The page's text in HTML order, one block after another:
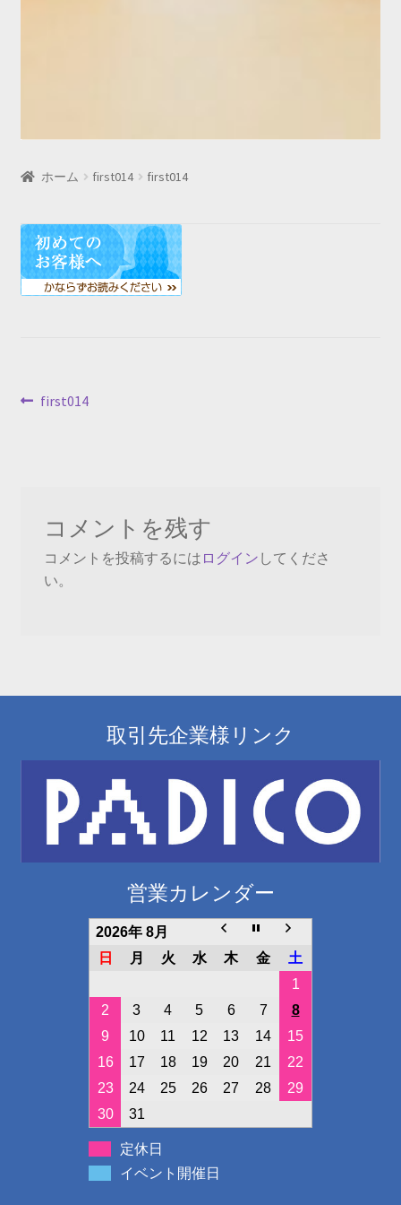
ホーム first014 first014
投
ゲ
ー
前
first014
コメントを残す
コメントを投稿するには ログイン してくださ
い。
取引先企業様リンク
営業カレンダー
2026年 8月
日
月 火 水 木 金
土
1
2
3 4 5 6 7
8
9
10 11 12 13 14
15
16
17 18 19 20 21
22
23
24 25 26 27 28
29
30
31
定休日
イベント開催日